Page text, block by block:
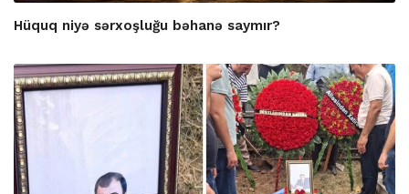
Hüquq niyə sərxoşluğu bəhanə saymır?